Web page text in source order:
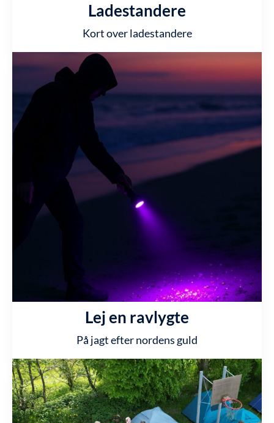
Ladestandere
Kort over ladestandere
Lej en ravlygte
På jagt efter nordens guld